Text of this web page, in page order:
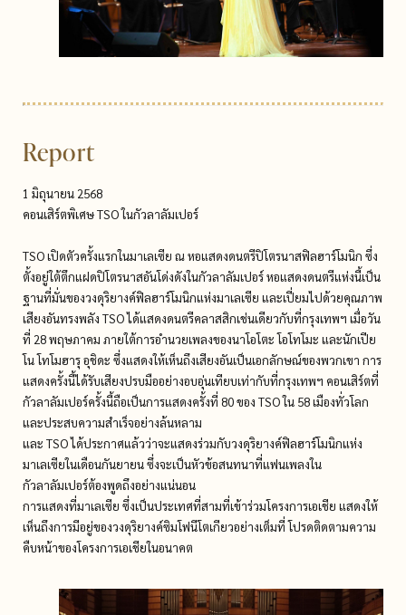
Report
1 มิถุนายน 2568
คอนเสิร์ตพิเศษ TSO ในกัวลาลัมเปอร์
TSO เปิดตัวครั้งแรกในมาเลเซีย ณ หอแสดงดนตรีปิโตรนาสฟิลฮาร์โมนิก ซึ่ง
ตั้งอยู่ใต้ตึกแฝดปิโตรนาสอันโด่งดังในกัวลาลัมเปอร์ หอแสดงดนตรีแห่งนี้เป็น
ฐานที่มั่นของวงดุริยางค์ฟิลฮาร์โมนิกแห่งมาเลเซีย และเปี่ยมไปด้วยคุณภาพ
เสียงอันทรงพลัง TSO ได้แสดงดนตรีคลาสสิกเช่นเดียวกับที่กรุงเทพฯ เมื่อวัน
ที่ 28 พฤษภาคม ภายใต้การอำนวยเพลงของนาโอโตะ โอโทโมะ และนักเปีย
โน โทโมฮารุ อุชิดะ ซึ่งแสดงให้เห็นถึงเสียงอันเป็นเอกลักษณ์ของพวกเขา การ
แสดงครั้งนี้ได้รับเสียงปรบมืออย่างอบอุ่นเทียบเท่ากับที่กรุงเทพฯ คอนเสิร์ตที่
กัวลาลัมเปอร์ครั้งนี้ถือเป็นการแสดงครั้งที่ 80 ของ TSO ใน 58 เมืองทั่วโลก
และประสบความสำเร็จอย่างล้นหลาม
และ TSO ได้ประกาศแล้วว่าจะแสดงร่วมกับวงดุริยางค์ฟิลฮาร์โมนิกแห่ง
มาเลเซียในเดือนกันยายน ซึ่งจะเป็นหัวข้อสนทนาที่แฟนเพลงใน
กัวลาลัมเปอร์ต้องพูดถึงอย่างแน่นอน
การแสดงที่มาเลเซีย ซึ่งเป็นประเทศที่สามที่เข้าร่วมโครงการเอเชีย แสดงให้
เห็นถึงการมีอยู่ของวงดุริยางค์ซิมโฟนีโตเกียวอย่างเต็มที่ โปรดติดตามความ
คืบหน้าของโครงการเอเชียในอนาคต